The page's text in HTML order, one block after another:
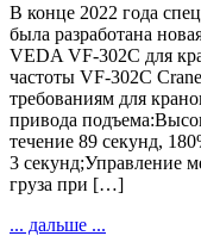
В конце 2022 года
была разработана
VEDA VF-302C для
частоты VF-302C
требованиям для
привода
течение 89 секунд,
3 секунд;Управление
груза при […]
... дальше ...